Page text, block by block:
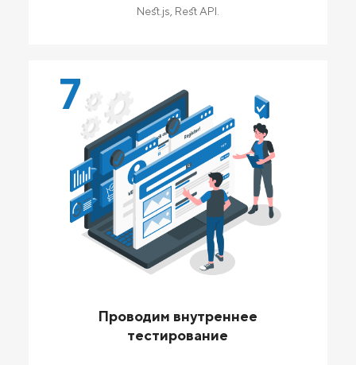
Nest.js, Rest API.
7
Проводим внутреннее
тестирование